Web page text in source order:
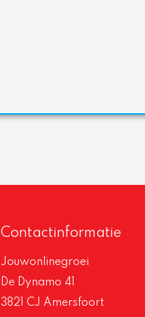
Contactinformatie
Jouwonlinegroei
De Dynamo 41
3821 CJ Amersfoort